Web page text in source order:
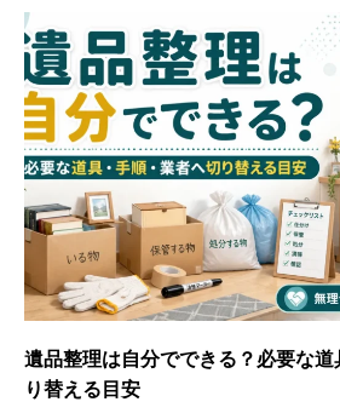
遺品整理は自分でできる？必要な道
り替える目安